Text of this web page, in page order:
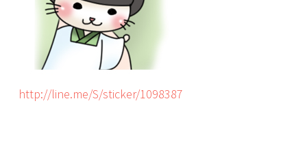
http://line.me/S/sticker/1098387